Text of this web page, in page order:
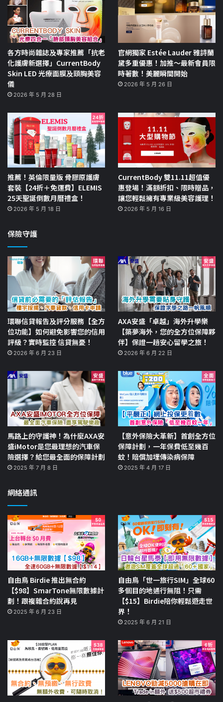
各方時尚雜誌及專家推薦「抗老
化護膚新選擇」CurrentBody
Skin LED 光療面膜及頸胸美容
儀
2026 年 5 月 28 日
官網獨家 Estée Lauder 雅詩蘭
黛多重優惠！加推～最新會員限
時著數！美麗瞬間開始
2026 年 5 月 26 日
推薦！英倫限量版 骨膠原護膚
套裝【24折＋免運費】ELEMIS
25天聖誕倒數月曆禮盒！
2026 年 5 月 18 日
CurrentBody 雙11.11超值優
惠登場！滿額折扣、限時贈品，
讓您輕鬆擁有專業級美容護理！
2026 年 5 月 16 日
保險守護
環聯信貸報告及評分服務【全方
位功能】如何避免影響您的信用
評級？實時監控 信貸無憂！
2026 年 6 月 23 日
AXA安盛「卓越」海外升學樂
【築夢海外，您的全方位保障夥
伴】保證一趟安心留學之旅！
2026 年 6 月 22 日
馬路上的守護神！為什麼AXA安
盛iMotor是您最理想的汽車保
險選擇？給您最全面的保障計劃
2025 年 7 月 8 日
【意外保險大革新】首創全方位
保障計劃，一年保費低至幾百
蚊！賠償加埋傳染病保障
2025 年 4 月 17 日
網絡通訊
自由鳥 Birdie 推出無合約
【$98】SmarTone無限數據計
劃！跟複雜合約說再見
2025 年 6 月 23 日
自由鳥「世一旅行SIM」全球60
多個目的地通行無阻！只需
【$15】Birdie陪你輕鬆遊走世
界！
2025 年 6 月 21 日